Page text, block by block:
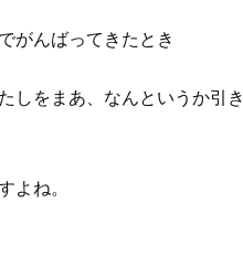
がんばってきたとき
しをまあ、なんというか引き
よね。